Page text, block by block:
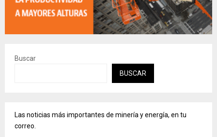
Buscar
BUSCAR
Las noticias más importantes de minería y energía, en tu
correo.